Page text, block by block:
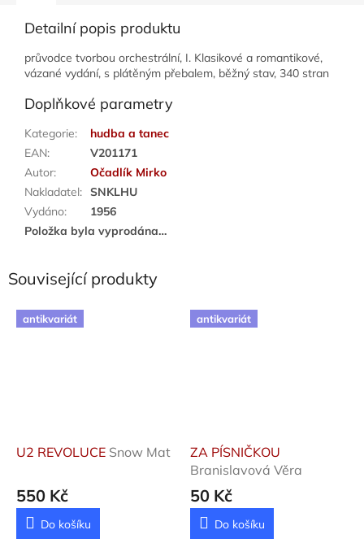
Detailní popis produktu
průvodce tvorbou orchestrální, I. Klasikové a romantikové,
vázané vydání, s plátěným přebalem, běžný stav, 340 stran
Doplňkové parametry
Kategorie:
hudba a tanec
EAN:
V201171
Autor:
Očadlík Mirko
Nakladatel: SNKLHU
Vydáno:
1956
Položka byla vyprodána…
Související produkty
antikvariát
U2 REVOLUCE Snow Mat
550 Kč
Do košíku
antikvariát
ZA PÍSNIČKOU
Branislavová Věra
50 Kč
Do košíku